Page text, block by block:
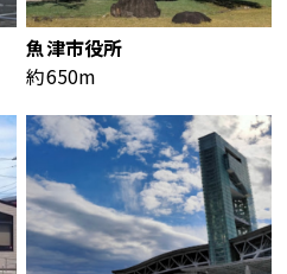
魚津市役所
約650m